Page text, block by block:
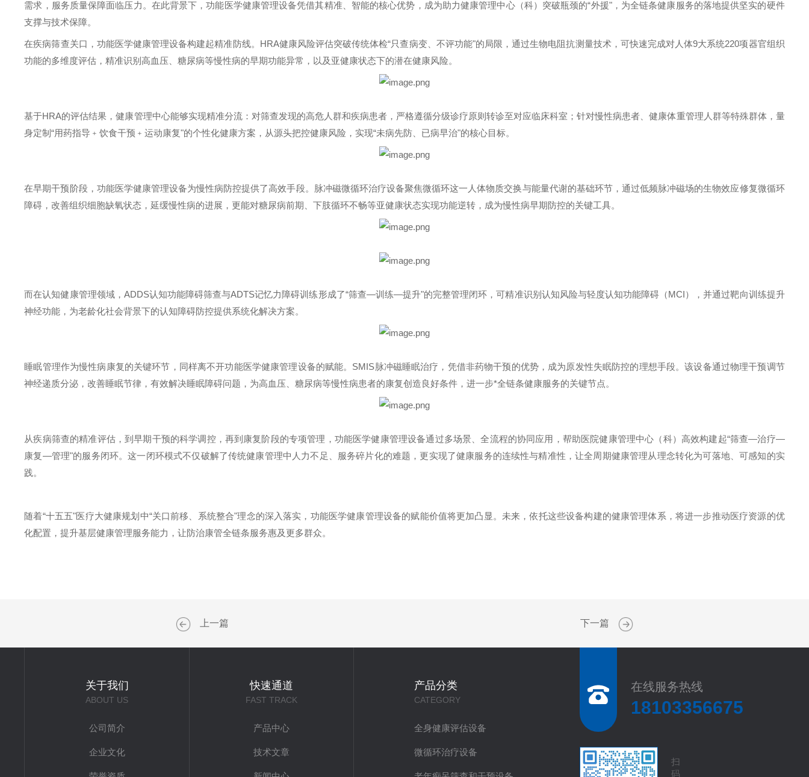
需求，服务质量保障面临压力。在此背景下，功能医学健康管理设备凭借其精准、智能的核心优势，成为助力健康管理中心（科）突破瓶颈的“外援"，为全链条健康服务的落地提供坚实的硬件
支撑与技术保障。
在疾病筛查关口，功能医学健康管理设备构建起精准防线。 HRA健康风险评估突破传统体检“只查病变、不评功能"的局限，通过生物电阻抗测量技术，可快速完成对人体9大系统220项器官组织
功能的多维度评估，精准识别高血压、糖尿病等慢性病的早期功能异常，以及亚健康状态下的潜在健康风险。
基于HRA的评估结果，健康管理中心能够实现精准分流：对筛查发现的高危人群和疾病患者，严格遵循分级诊疗原则转诊至对应临床科室；针对慢性病患者、健康体重管理人群等特殊群体，量
身定制“用药指导﹢饮食干预﹢运动康复"的个性化健康方案，从源头把控健康风险，实现“未病先防、已病早治"的核心目标。
在早期干预阶段，功能医学健康管理设备为慢性病防控提供了高效手段。脉冲磁微循环治疗设备聚焦微循环这一人体物质交换与能量代谢的基础环节，通过低频脉冲磁场的生物效应修复微循环
障碍，改善组织细胞缺氧状态，延缓慢性病的进展，更能对糖尿病前期、下肢循环不畅等亚健康状态实现功能逆转，成为慢性病早期防控的关键工具。
而在认知健康管理领域， ADDS认知功能障碍筛查与ADTS记忆力障碍训练形成了“筛查—训练—提升"的完整管理闭环，可精准识别认知风险与轻度认知功能障碍（MCI），并通过靶向训练提升
神经功能，为老龄化社会背景下的认知障碍防控提供系统化解决方案。
睡眠管理作为慢性病康复的关键环节，同样离不开功能医学健康管理设备的赋能。 SMIS脉冲磁睡眠治疗，凭借非药物干预的优势，成为原发性失眠防控的理想手段。该设备通过物理干预调节
神经递质分泌，改善睡眠节律，有效解决睡眠障碍问题，为高血压、糖尿病等慢性病患者的康复创造良好条件，进一步*全链条健康服务的关键节点。
从疾病筛查的精准评估，到早期干预的科学调控，再到康复阶段的专项管理，功能医学健康管理设备通过多场景、全流程的协同应用，帮助医院健康管理中心（科）高效构建起“筛查—治疗—
康复—管理"的服务闭环。这一闭环模式不仅破解了传统健康管理中人力不足、服务碎片化的难题，更实现了健康服务的连续性与精准性，让全周期健康管理从理念转化为可落地、可感知的实
践。
随着“十五五"医疗大健康规划中“关口前移、系统整合"理念的深入落实，功能医学健康管理设备的赋能价值将更加凸显。未来，依托这些设备构建的健康管理体系，将进一步推动医疗资源的优
化配置，提升基层健康管理服务能力，让防治康管全链条服务惠及更多群众。
上一篇 下一篇
关于我们
ABOUT US
公司简介
企业文化
快速通道
FAST TRACK
产品中心
技术文章
产品分类
CATEGORY
全身健康评估设备
微循环治疗设备
在线服务热线
18103356675
扫
码